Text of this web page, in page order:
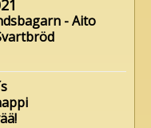
- Aito